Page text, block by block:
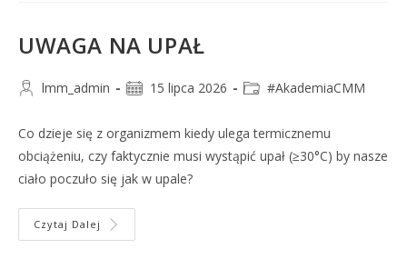
UWAGA NA UPAŁ
lmm_admin 15 lipca 2026 #AkademiaCMM
Co dzieje się z organizmem kiedy ulega termicznemu
obciążeniu, czy faktycznie musi wystąpić upał (≥30°C) by nasze
ciało poczuło się jak w upale?
Czytaj Dalej